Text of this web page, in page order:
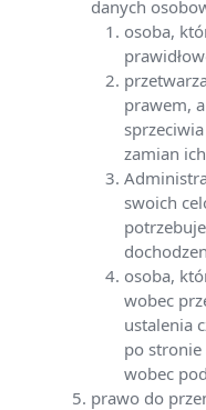
danych
osoba,
prawem,
zamian
swoich
osoba,
wobec
ustalenia
po
wobec
prawo do